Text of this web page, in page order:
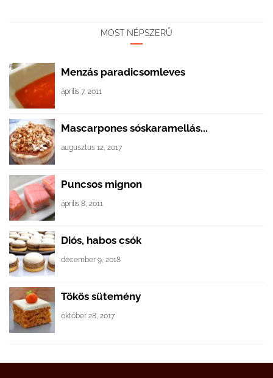
MOST NÉPSZERŰ
Menzás paradicsomleves
április 7, 2011
Mascarpones sóskaramellás...
augusztus 12, 2017
Puncsos mignon
április 8, 2011
Diós, habos csók
december 9, 2018
Tökös sütemény
október 28, 2017